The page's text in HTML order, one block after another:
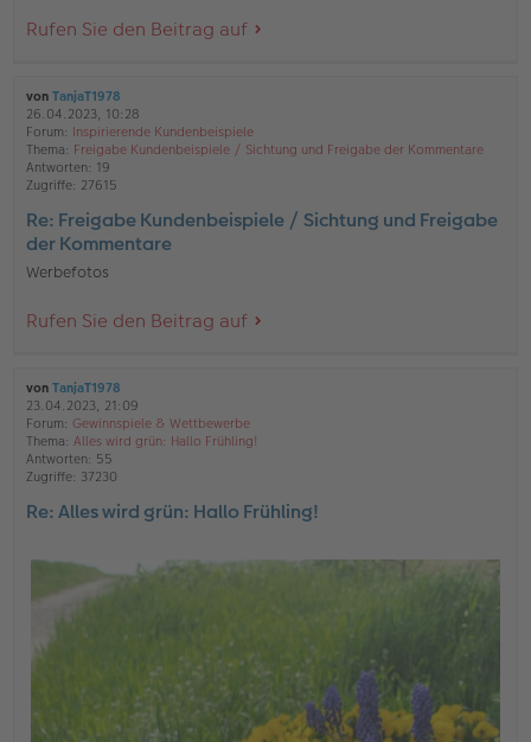
Rufen Sie den Beitrag auf
von TanjaT1978
26.04.2023, 10:28
Forum: Inspirierende Kundenbeispiele
Thema: Freigabe Kundenbeispiele / Sichtung und Freigabe der Kommentare
Antworten: 19
Zugriffe: 27615
Re: Freigabe Kundenbeispiele / Sichtung und Freigabe
der Kommentare
Werbefotos
Rufen Sie den Beitrag auf
von TanjaT1978
23.04.2023, 21:09
Forum: Gewinnspiele & Wettbewerbe
Thema: Alles wird grün: Hallo Frühling!
Antworten: 55
Zugriffe: 37230
Re: Alles wird grün: Hallo Frühling!